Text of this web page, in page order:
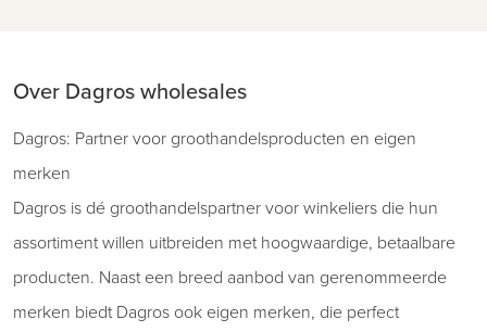
Over Dagros wholesales
Dagros: Partner voor groothandelsproducten en eigen
merken
Dagros is dé groothandelspartner voor winkeliers die hun
assortiment willen uitbreiden met hoogwaardige, betaalbare
producten. Naast een breed aanbod van gerenommeerde
merken biedt Dagros ook eigen merken, die perfect